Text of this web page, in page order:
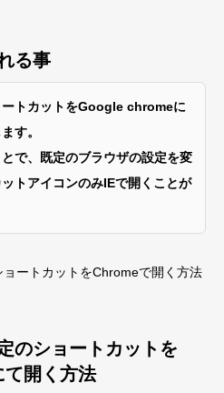
る事
トカットをGoogle chromeに
す。
で、既定のブラウザの設定を変
トアイコンのみIEで開くことが
ートカットをChromeで開く方法
のショートカットを
開く方法